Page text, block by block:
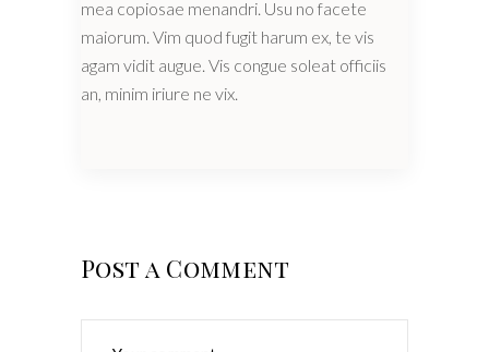
mea copiosae menandri. Usu no facete
maiorum. Vim quod fugit harum ex, te vis
agam vidit augue. Vis congue soleat officiis
an, minim iriure ne vix.
Post a Comment